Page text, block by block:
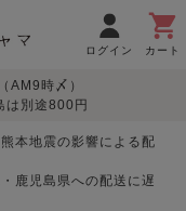
ログイン カート
マ
デザインで
さがす
AM9時〆）
は別途800円
本地震の影響による配
鹿児島県への配送に遅